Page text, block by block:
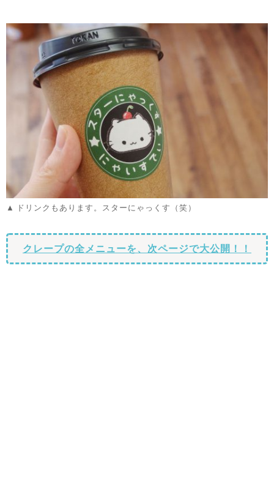
ドリンクもあります。スターにゃっくす（笑）
クレープの全メニューを、次ページで大公開！！